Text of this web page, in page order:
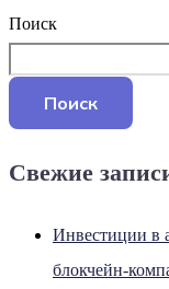
Поиск
Поиск
Свежие
Инвестиции в
блокчейн-